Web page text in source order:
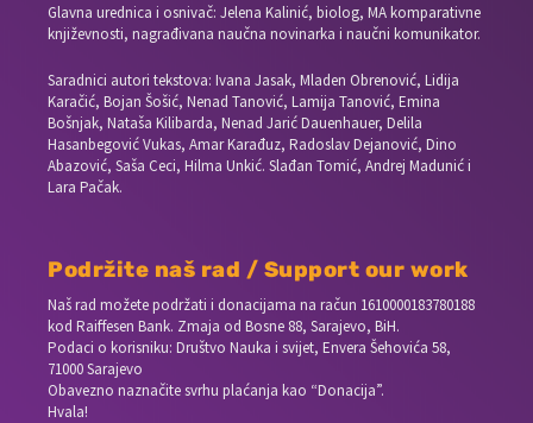
Glavna urednica i osnivač: Jelena Kalinić, biolog, MA komparativne
književnosti, nagrađivana naučna novinarka i naučni komunikator.
Saradnici autori tekstova: Ivana Jasak, Mladen Obrenović, Lidija
Karačić, Bojan Šošić, Nenad Tanović, Lamija Tanović, Emina
Bošnjak, Nataša Kilibarda, Nenad Jarić Dauenhauer, Delila
Hasanbegović Vukas, Amar Karađuz, Radoslav Dejanović, Dino
Abazović, Saša Ceci, Hilma Unkić. Slađan Tomić, Andrej Madunić i
Lara Pačak.
Podržite naš rad / Support our work
Naš rad možete podržati i donacijama na račun 1610000183780188
kod Raiffesen Bank. Zmaja od Bosne 88, Sarajevo, BiH.
Podaci o korisniku: Društvo Nauka i svijet, Envera Šehovića 58,
71000 Sarajevo
Obavezno naznačite svrhu plaćanja kao “Donacija”.
Hvala!